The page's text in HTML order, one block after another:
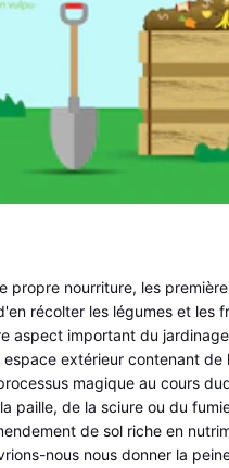
propre nourriture, les
récolter les légumes et les
aspect important du
extérieur contenant
magique au cours
paille, de la sciure ou du
de sol riche en
nous nous donner la